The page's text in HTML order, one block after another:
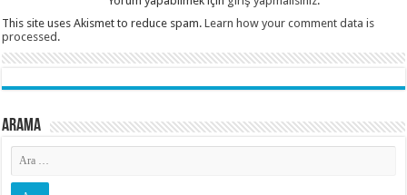
This site uses Akismet to reduce spam.Learn how your comment data is
processed .
Arama